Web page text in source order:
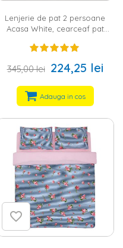
Lenjerie de pat 2 persoane
Acasa White, cearceaf pat
200x220 cm, 2 fete perna 70x70
100% bumbac satinat, alb
345,00 lei 224,25 lei
Adauga in cos